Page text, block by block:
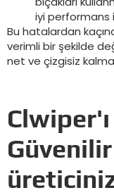
iyi performans
Bu hatalardan
verimli bir şekilde
net ve çizgisiz